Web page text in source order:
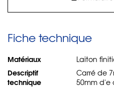
Fiche technique
Matériaux Laiton
Descriptif
technique
Carré de
50mm d'e